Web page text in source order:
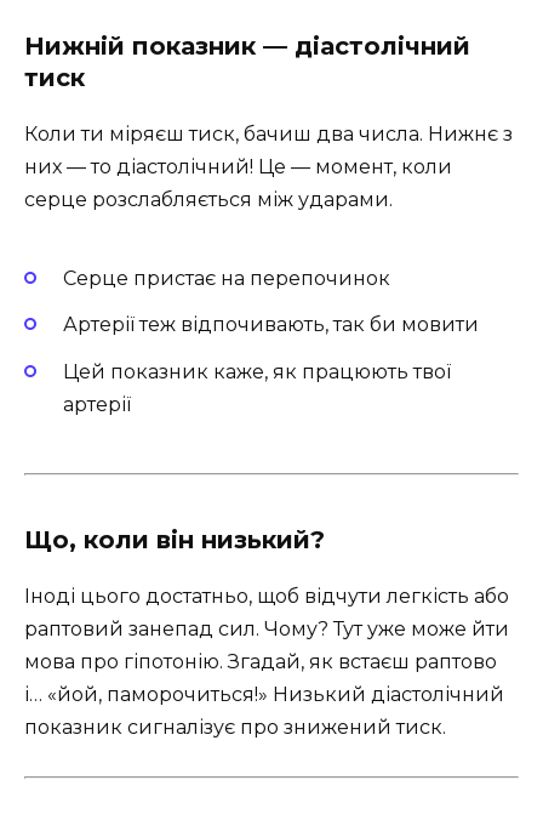
Нижній показник — діастолічний
тиск
Коли ти міряєш тиск, бачиш два числа. Нижнє з
них — то діастолічний! Це — момент, коли
серце розслабляється між ударами.
Серце пристає на перепочинок
Артерії теж відпочивають, так би мовити
Цей показник каже, як працюють твої
артерії
Що, коли він низький?
Іноді цього достатньо, щоб відчути легкість або
раптовий занепад сил. Чому? Тут уже може йти
мова про гіпотонію. Згадай, як встаєш раптово
і… «йой, паморочиться!» Низький діастолічний
показник сигналізує про знижений тиск.